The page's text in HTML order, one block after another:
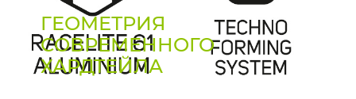
ГЕОМЕТРИЯ
СОВРЕМЕННОГО
ХАРДТЕЙЛА